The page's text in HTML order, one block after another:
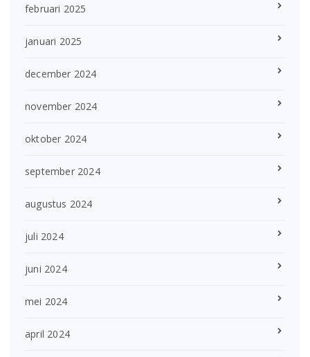
februari 2025
januari 2025
december 2024
november 2024
oktober 2024
september 2024
augustus 2024
juli 2024
juni 2024
mei 2024
april 2024